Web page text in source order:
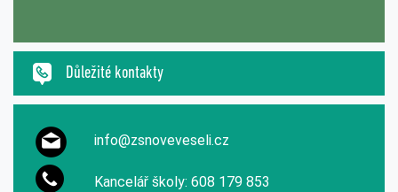
Důležité kontakty
info@zsnoveveseli.cz
Kancelář školy: 608 179 853